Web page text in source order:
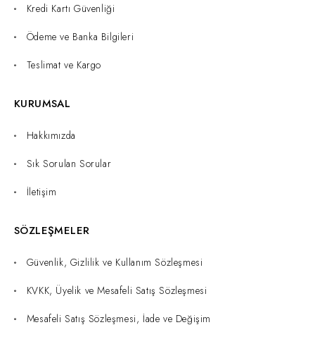
Kredi Kartı Güvenliği
Ödeme ve Banka Bilgileri
Teslimat ve Kargo
KURUMSAL
Hakkımızda
Sık Sorulan Sorular
İletişim
SÖZLEŞMELER
Güvenlik, Gizlilik ve Kullanım Sözleşmesi
KVKK, Üyelik ve Mesafeli Satış Sözleşmesi
Mesafeli Satış Sözleşmesi, İade ve Değişim